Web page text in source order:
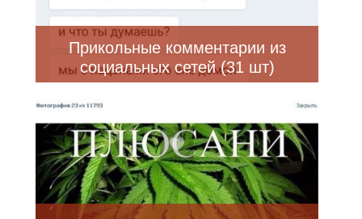
Прикольные комментарии из
социальных сетей (31 шт)